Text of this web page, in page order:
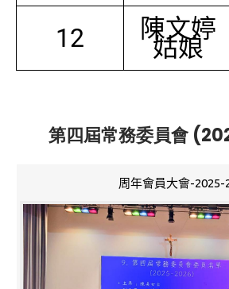
12 陳文婷
姑娘
第四屆常務委員會
周年會員大會-2025-